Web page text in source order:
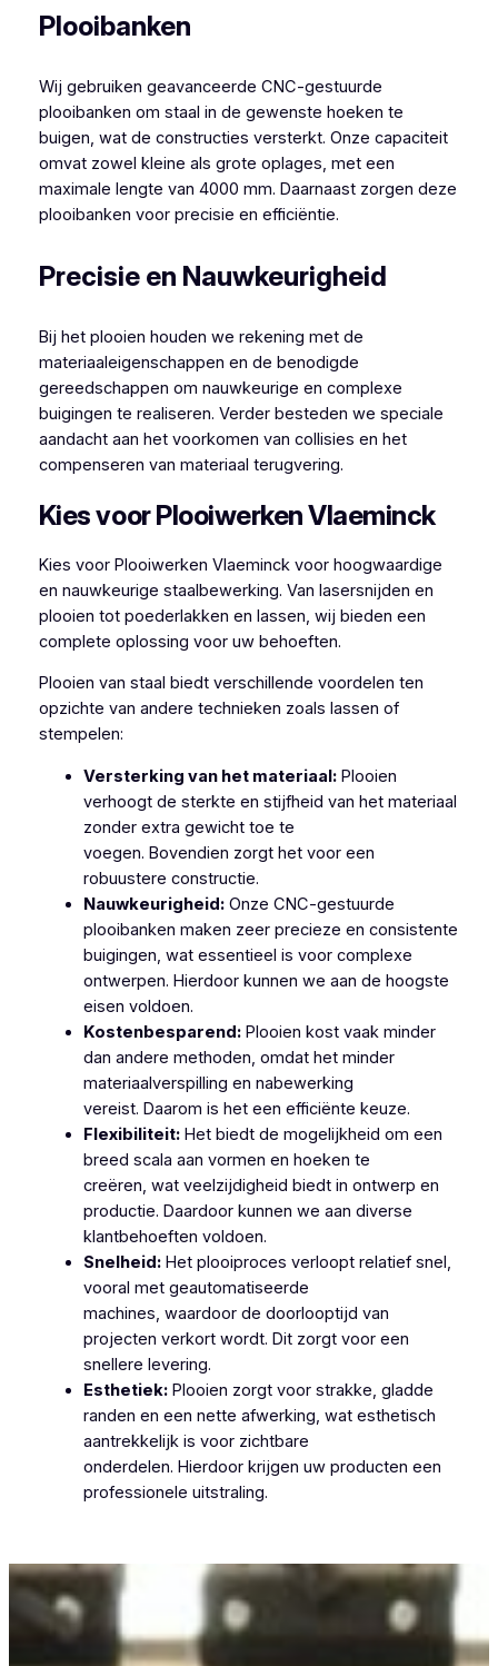
Plooibanken
Wij gebruiken geavanceerde CNC-gestuurde
plooibanken om staal in de gewenste hoeken te
buigen, wat de constructies versterkt. Onze capaciteit
omvat zowel kleine als grote oplages, met een
maximale lengte van 4000 mm. Daarnaast zorgen deze
plooibanken voor precisie en efficiëntie.
Precisie en Nauwkeurigheid
Bij het plooien houden we rekening met de
materiaaleigenschappen en de benodigde
gereedschappen om nauwkeurige en complexe
buigingen te realiseren. Verder besteden we speciale
aandacht aan het voorkomen van collisies en het
compenseren van materiaal terugvering.
Kies voor Plooiwerken Vlaeminck
Kies voor Plooiwerken Vlaeminck voor hoogwaardige
en nauwkeurige staalbewerking. Van lasersnijden en
plooien tot poederlakken en lassen, wij bieden een
complete oplossing voor uw behoeften.
Plooien van staal biedt verschillende voordelen ten
opzichte van andere technieken zoals lassen of
stempelen:
Versterking van het materiaal:Plooien
verhoogt de sterkte en stijfheid van het materiaal
zonder extra gewicht toe te
voegen. Bovendien zorgt het voor een
robuustere constructie.
Nauwkeurigheid:Onze CNC-gestuurde
plooibanken maken zeer precieze en consistente
buigingen, wat essentieel is voor complexe
ontwerpen. Hierdoor kunnen we aan de hoogste
eisen voldoen.
Kostenbesparend:Plooien kost vaak minder
dan andere methoden, omdat het minder
materiaalverspilling en nabewerking
vereist. Daarom is het een efficiënte keuze.
Flexibiliteit:Het biedt de mogelijkheid om een
breed scala aan vormen en hoeken te
creëren, wat veelzijdigheid biedt in ontwerp en
productie. Daardoor kunnen we aan diverse
klantbehoeften voldoen.
Snelheid:Het plooiproces verloopt relatief snel,
vooral met geautomatiseerde
machines, waardoor de doorlooptijd van
projecten verkort wordt. Dit zorgt voor een
snellere levering.
Esthetiek:Plooien zorgt voor strakke, gladde
randen en een nette afwerking, wat esthetisch
aantrekkelijk is voor zichtbare
onderdelen. Hierdoor krijgen uw producten een
professionele uitstraling.